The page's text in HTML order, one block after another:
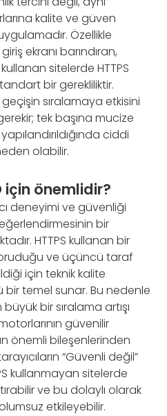
kalite ve güven
Özellikle
ekranı barındıran,
sitelerde HTTPS
bir gerekliliktir.
geçişin sıralamaya etkisini
tek başına mucize
ciddi
olabilir.
için önemlidir?
deneyimi ve güvenliği
bir
HTTPS kullanan bir
ve üçüncü taraf
için teknik kalite
bir temel sunar. Bu nedenle
bir sıralama artışı
güvenilir
önemli bileşenlerinden
“Güvenli değil”
kullanmayan sitelerde
ve bu dolaylı olarak
etkileyebilir.